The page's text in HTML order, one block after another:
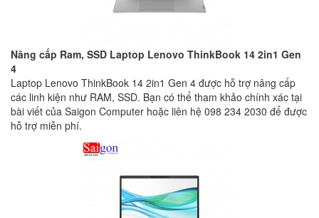
Nâng cấp Ram, SSD Laptop Lenovo ThinkBook 14 2in1 Gen
4
Laptop Lenovo ThinkBook 14 2in1 Gen 4 được hỗ trợ nâng cấp
các linh kiện như RAM, SSD. Bạn có thể tham khảo chính xác tại
bài viết của Saigon Computer hoặc liên hệ 098 234 2030 để được
hỗ trợ miễn phí.